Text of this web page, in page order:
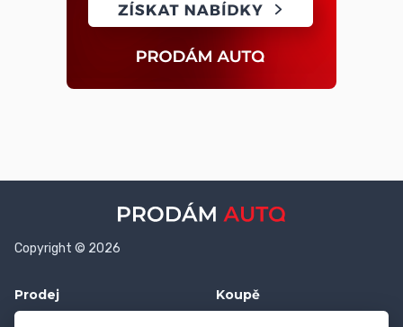
Copyright © 2026
Prodej Koupě